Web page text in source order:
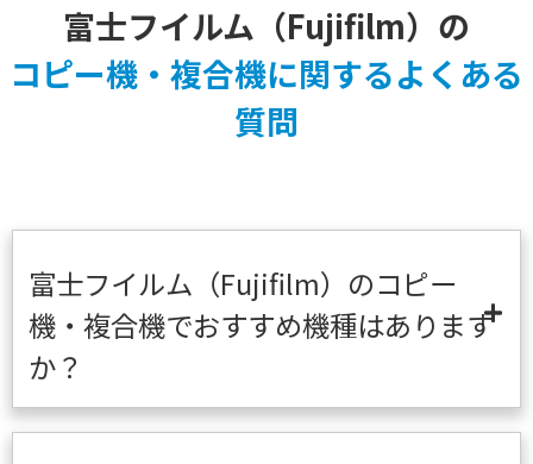
富士フイルム（Fujifilm）の
コピー機・複合機に関するよくある
質問
富士フイルム（Fujifilm）のコピー
機・複合機でおすすめ機種はあります
か？